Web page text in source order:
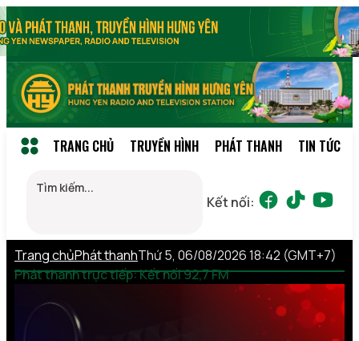
TRANG CHỦ TRUYỀN HÌNH PHÁT THANH TIN TỨC
Kết nối:
Trang chủPhát thanh
Phát thanh trực tiếp: Kết nối 92,7 FM
Thứ 5, 06/08/2026 18:42 (GMT+7)